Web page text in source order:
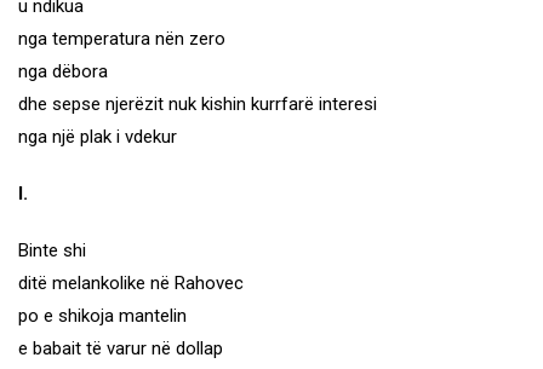
u ndikua
nga temperatura nën zero
nga dëbora
dhe sepse njerëzit nuk kishin kurrfarë interesi
nga një plak i vdekur
I.
Binte shi
ditë melankolike në Rahovec
po e shikoja mantelin
e babait të varur në dollap